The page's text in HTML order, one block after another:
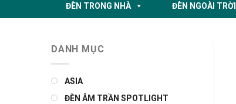
ĐÈN TRONG NHÀ ĐÈN NGOÀI TRỜI
DANH MỤC
ASIA
ĐÈN ÂM TRẦN SPOTLIGHT